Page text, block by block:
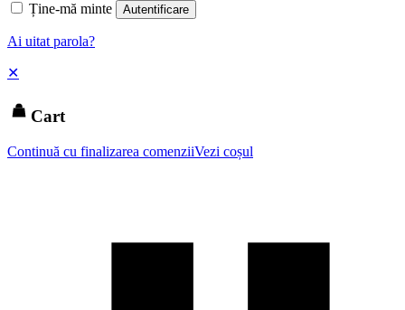
Ține-mă minte Autentificare
Ai uitat parola?
✕
Cart
Continuă cu finalizarea comenziiVezi coșul